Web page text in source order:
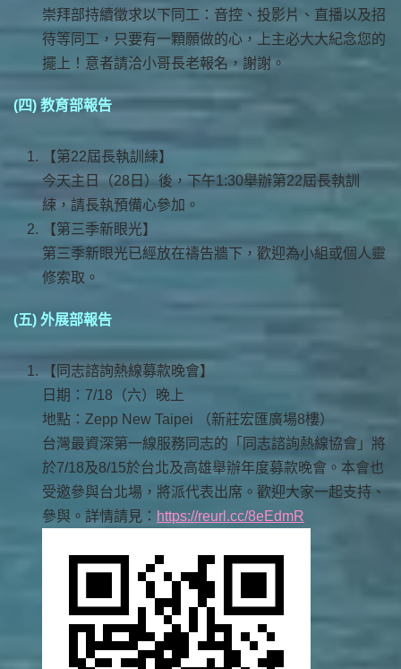
崇拜部持續徵求以下同工：音控、投影片、直播以及招
待等同工，只要有一顆願做的心，上主必大大紀念您的
擺上！意者請洽小哥長老報名，謝謝。
(四) 教育部報告
【第22屆長執訓練】
今天主日（28日）後，下午1:30舉辦第22屆長執訓
練，請長執預備心參加。
【第三季新眼光】
第三季新眼光已經放在禱告牆下，歡迎為小組或個人靈
修索取。
(五) 外展部報告
【同志諮詢熱線募款晚會】
日期：7/18（六）晚上
地點：Zepp New Taipei （新莊宏匯廣場8樓）
台灣最資深第一線服務同志的「同志諮詢熱線協會」將
於7/18及8/15於台北及高雄舉辦年度募款晚會。本會也
受邀參與台北場，將派代表出席。歡迎大家一起支持、
參與。詳情請見： https://reurl.cc/8eEdmR